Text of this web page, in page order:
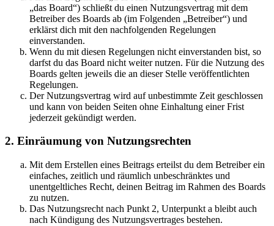
„das Board“) schließt du einen Nutzungsvertrag mit dem
Betreiber des Boards ab (im Folgenden „Betreiber“) und
erklärst dich mit den nachfolgenden Regelungen
einverstanden.
Wenn du mit diesen Regelungen nicht einverstanden bist, so
darfst du das Board nicht weiter nutzen. Für die Nutzung des
Boards gelten jeweils die an dieser Stelle veröffentlichten
Regelungen.
Der Nutzungsvertrag wird auf unbestimmte Zeit geschlossen
und kann von beiden Seiten ohne Einhaltung einer Frist
jederzeit gekündigt werden.
2. Einräumung von Nutzungsrechten
Mit dem Erstellen eines Beitrags erteilst du dem Betreiber ein
einfaches, zeitlich und räumlich unbeschränktes und
unentgeltliches Recht, deinen Beitrag im Rahmen des Boards
zu nutzen.
Das Nutzungsrecht nach Punkt 2, Unterpunkt a bleibt auch
nach Kündigung des Nutzungsvertrages bestehen.